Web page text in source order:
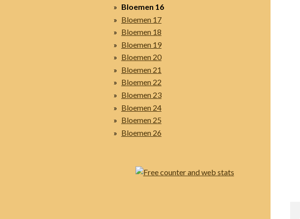
Bloemen 16
Bloemen 17
Bloemen 18
Bloemen 19
Bloemen 20
Bloemen 21
Bloemen 22
Bloemen 23
Bloemen 24
Bloemen 25
Bloemen 26